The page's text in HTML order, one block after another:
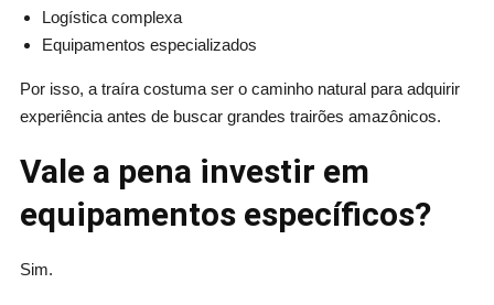
Logística complexa
Equipamentos especializados
Por isso, a traíra costuma ser o caminho natural para adquirir
experiência antes de buscar grandes trairões amazônicos.
Vale a pena investir em
equipamentos específicos?
Sim.